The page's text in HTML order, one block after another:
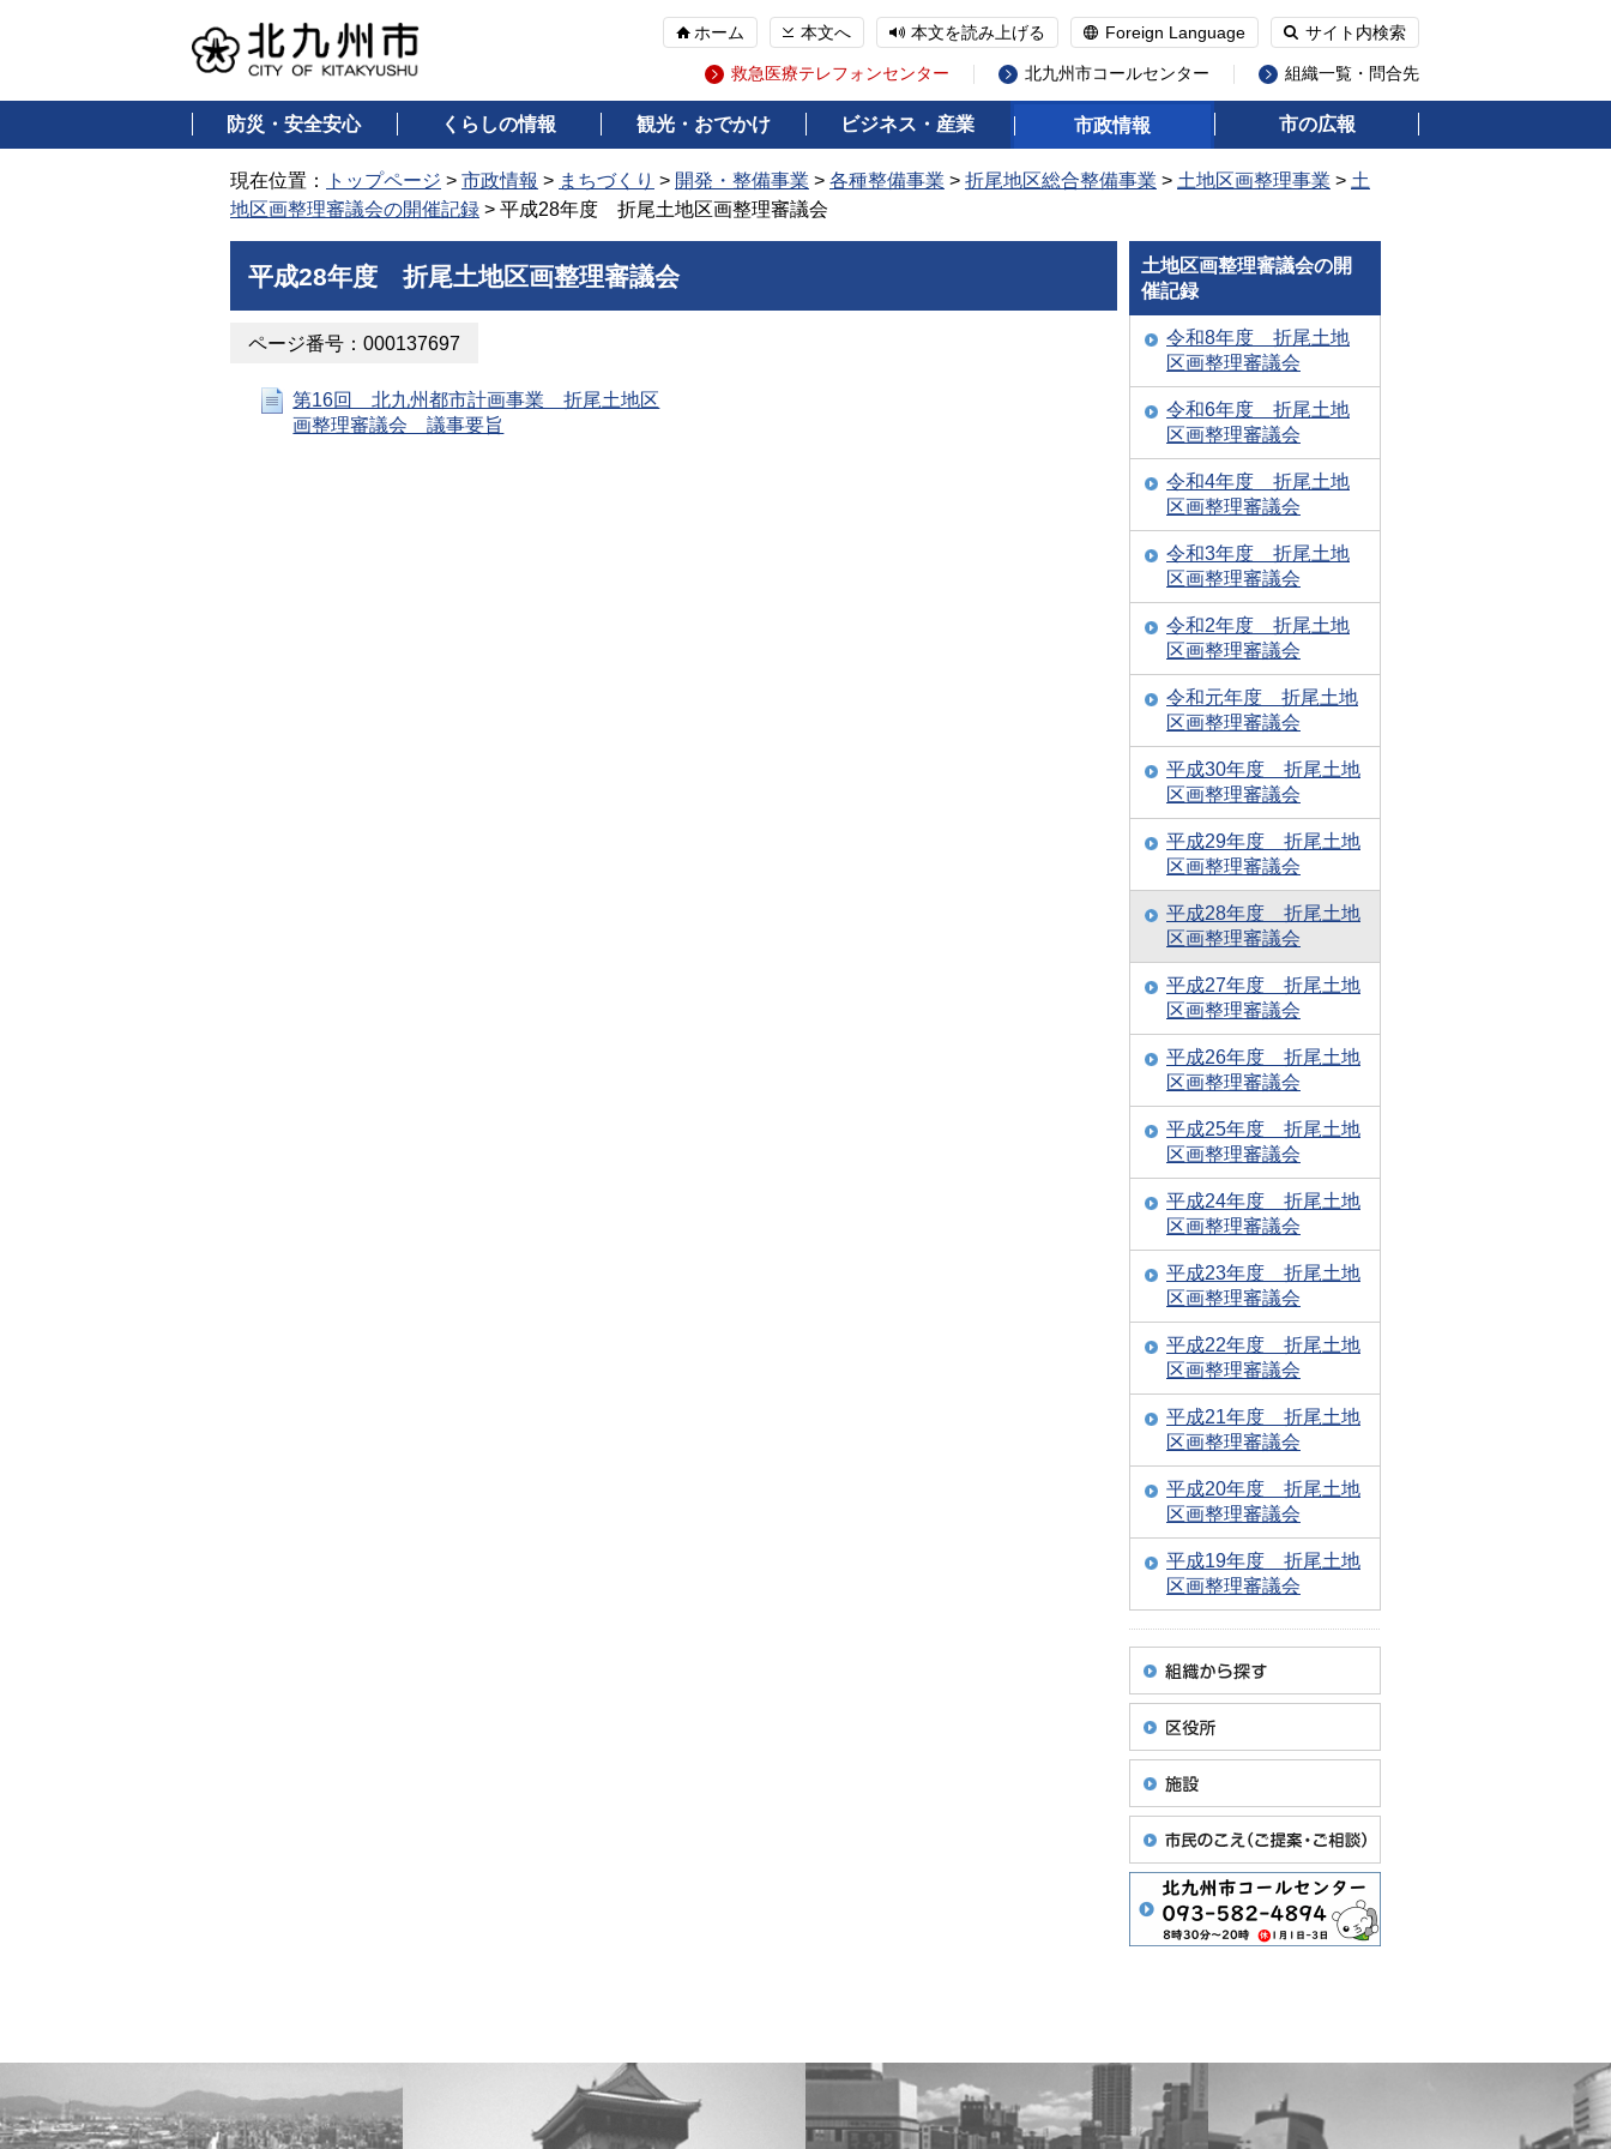
ホーム 本文へ 本文を読み上げる Foreign Language サイト内検索
救急医療テレフォンセンター 北九州市コールセンター 組織一覧・問合先
防災・安全安心 くらしの情報 観光・おでかけ ビジネス・産業 市政情報 市の広報
現在位置： トップページ > 市政情報 > まちづくり > 開発・整備事業 > 各種整備事業 > 折尾地区総合整備事業 > 土地区画整理事業 > 土
地区画整理審議会の開催記録 > 平成28年度 折尾土地区画整理審議会
平成28年度 折尾土地区画整理審議会
ページ番号：000137697
第16回 北九州都市計画事業 折尾土地区
画整理審議会 議事要旨
土地区画整理審議会の開
催記録
令和8年度 折尾土地
区画整理審議会
令和6年度 折尾土地
区画整理審議会
令和4年度 折尾土地
区画整理審議会
令和3年度 折尾土地
区画整理審議会
令和2年度 折尾土地
区画整理審議会
令和元年度 折尾土地
区画整理審議会
平成30年度 折尾土地
区画整理審議会
平成29年度 折尾土地
区画整理審議会
平成28年度 折尾土地
区画整理審議会
平成27年度 折尾土地
区画整理審議会
平成26年度 折尾土地
区画整理審議会
平成25年度 折尾土地
区画整理審議会
平成24年度 折尾土地
区画整理審議会
平成23年度 折尾土地
区画整理審議会
平成22年度 折尾土地
区画整理審議会
平成21年度 折尾土地
区画整理審議会
平成20年度 折尾土地
区画整理審議会
平成19年度 折尾土地
区画整理審議会